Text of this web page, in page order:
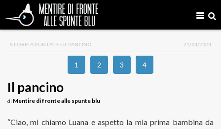
STORIE A PUNTATE> IL PANCINO 21/04/2024
1 2 3 4
Il pancino
di Mentire di fronte alle spunte blu
“Ciao, mi chiamo Luana e aspetto la mia prima bambina da